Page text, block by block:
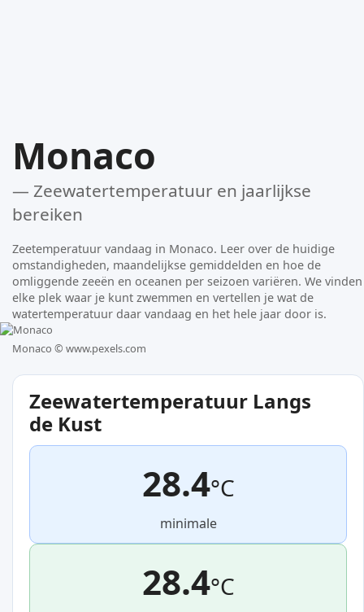
Monaco
— Zeewatertemperatuur en jaarlijkse
bereiken
Zeetemperatuur vandaag in Monaco. Leer over de huidige
omstandigheden, maandelijkse gemiddelden en hoe de
omliggende zeeën en oceanen per seizoen variëren. We vinden
elke plek waar je kunt zwemmen en vertellen je wat de
watertemperatuur daar vandaag en het hele jaar door is.
Monaco © www.pexels.com
Zeewatertemperatuur Langs
de Kust
28.4°C
minimale
28.4°C